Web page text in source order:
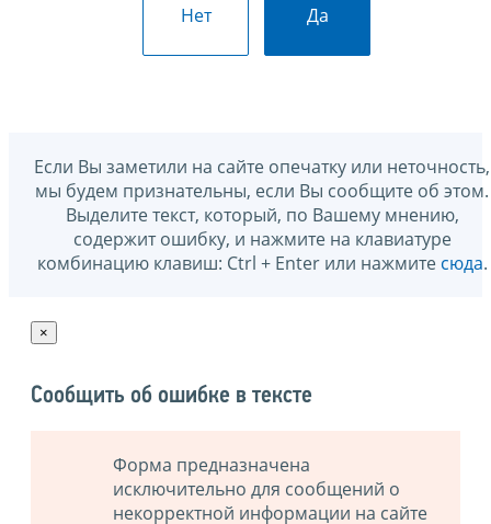
Нет Да
Если Вы заметили на сайте опечатку или неточность,
мы будем признательны, если Вы сообщите об этом.
Выделите текст, который, по Вашему мнению,
содержит ошибку, и нажмите на клавиатуре
комбинацию клавиш: Ctrl + Enter или нажмите сюда.
×
Сообщить об ошибке в тексте
Форма предназначена
исключительно для сообщений о
некорректной информации на сайте